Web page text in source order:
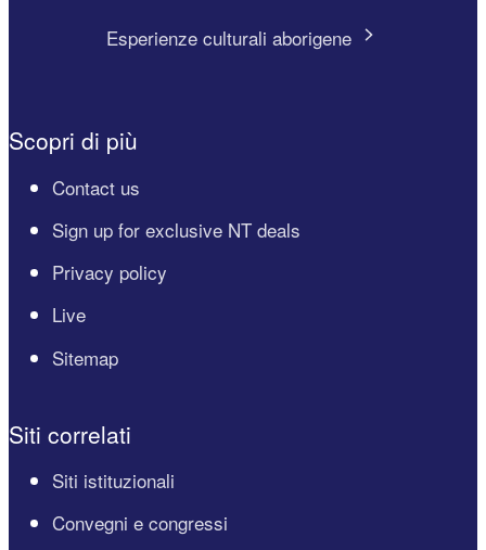
Esperienze culturali aborigene
Scopri di più
Contact us
Sign up for exclusive NT deals
Privacy policy
Live
Sitemap
Siti correlati
Siti istituzionali
Convegni e congressi